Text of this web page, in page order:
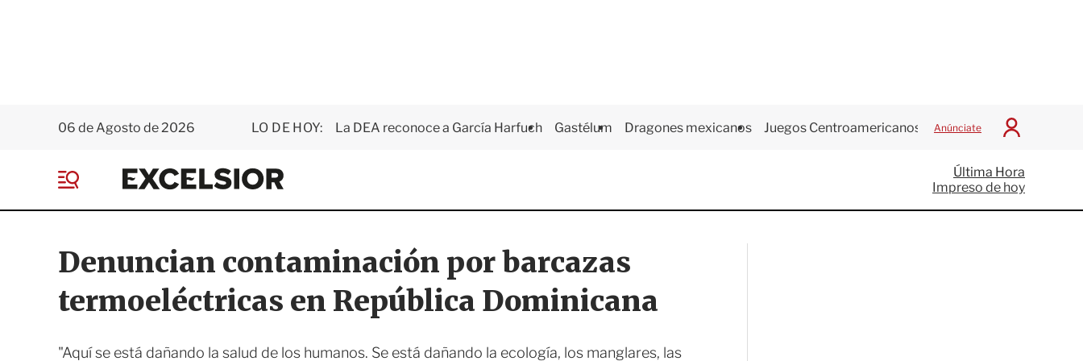
06 de Agosto de 2026 LO DE HOY: La DEA reconoce a García Harfuch Gastélum Dragones mexicanos Juegos Centroamericanos Anúnciate
I
c
i
a
E
x
e
i
o
e
Última Hora
Impreso de hoy
Denuncian contaminación por barcazas
termoeléctricas en República Dominicana
"Aquí se está dañando la salud de los humanos. Se está dañando la ecología, los manglares, las